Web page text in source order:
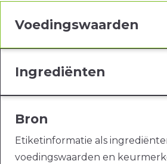
Voedingswaarden
Ingrediënten
Bron
Etiketinformatie als
voedingswaarden en